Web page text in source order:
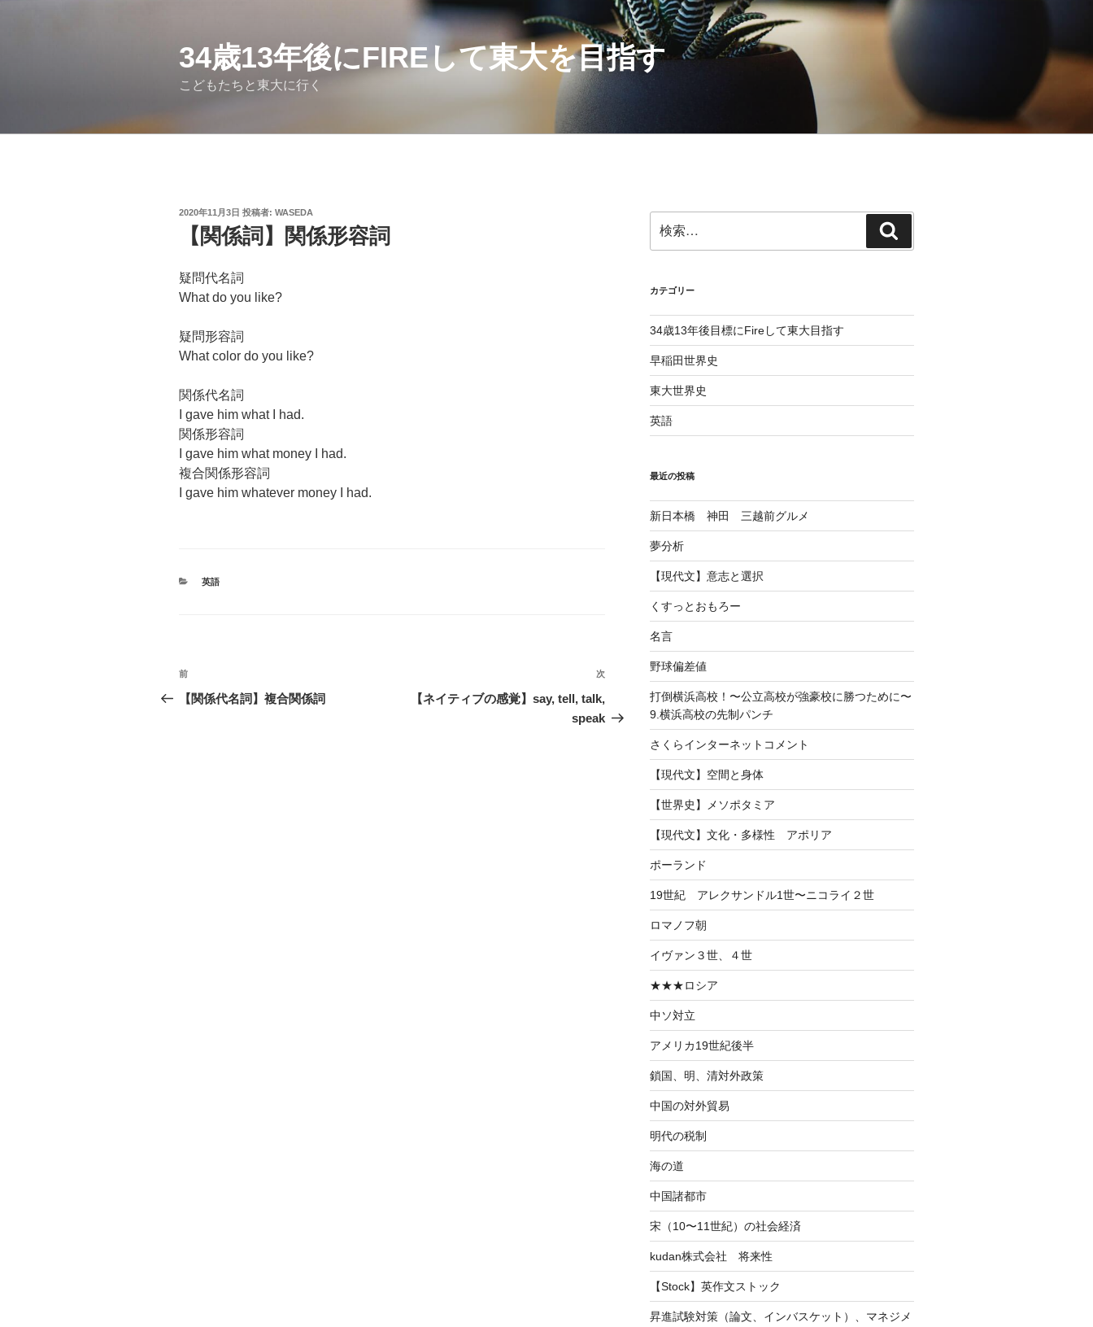
34歳13年後にFIREして東大を目指す
こどもたちと東大に行く
投
2020年11月3日 投稿者: WASEDA
【関係詞】関係形容詞
疑問代名詞
What do you like?
疑問形容詞
What color do you like?
関係代名詞
I gave him what I had.
関係形容詞
I gave him what money I had.
複合関係形容詞
I gave him whatever money I had.
カ
英語
投
稿
前
の
前
【関係代名詞】複合関係詞
次
投
次
【ネイティブの感覚】say, tell, talk,
speak
索:
索
カテゴリー
34歳13年後目標にFireして東大目指す
早稲田世界史
東大世界史
英語
最近の投稿
新日本橋 神田 三越前グルメ
夢分析
【現代文】意志と選択
くすっとおもろー
名言
野球偏差値
打倒横浜高校！〜公立高校が強豪校に勝つために〜
9.横浜高校の先制パンチ
さくらインターネットコメント
【現代文】空間と身体
【世界史】メソポタミア
【現代文】文化・多様性 アポリア
ポーランド
19世紀 アレクサンドル1世〜ニコライ２世
ロマノフ朝
イヴァン３世、４世
★★★ロシア
中ソ対立
アメリカ19世紀後半
鎖国、明、清対外政策
中国の対外貿易
明代の税制
海の道
中国諸都市
宋（10〜11世紀）の社会経済
kudan株式会社 将来性
【Stock】英作文ストック
昇進試験対策（論文、インバスケット）、マネジメ